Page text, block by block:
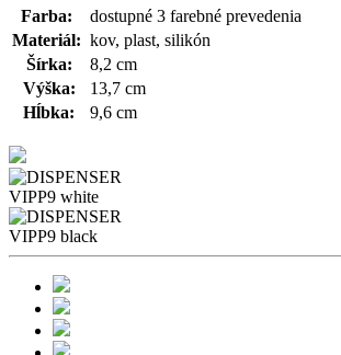
Farba:
dostupné 3 farebné prevedenia
Materiál: kov, plast, silikón
Šírka:
8,2 cm
Výška:
13,7 cm
Hĺbka:
9,6 cm